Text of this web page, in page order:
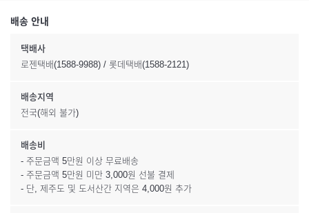
배송 안내
택배사
로젠택배(1588-9988) / 롯데택배(1588-2121)
배송지역
전국(해외 불가)
배송비
- 주문금액 5만원 이상 무료배송
- 주문금액 5만원 미만 3,000원 선불 결제
- 단, 제주도 및 도서산간 지역은 4,000원 추가